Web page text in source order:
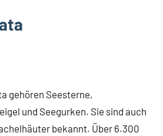
gehören Seesterne,
und Seegurken. Sie sind auch
bekannt. Über 6.300